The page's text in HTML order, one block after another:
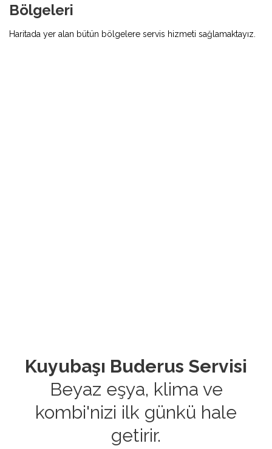
Bölgeleri
Haritada yer alan bütün bölgelere servis hizmeti sağlamaktayız.
Kuyubaşı Buderus Servisi
Beyaz eşya, klima ve
kombi'nizi ilk günkü hale
getirir.